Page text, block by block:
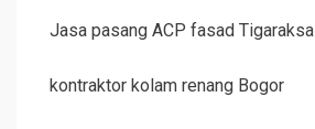
Jasa pasang ACP fasad Tigaraksa
kontraktor kolam renang Bogor